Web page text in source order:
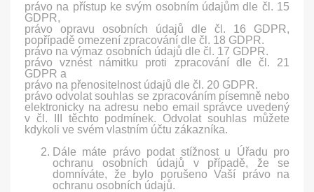
právo na přístup ke svým osobním údajům dle čl. 15
GDPR,
právo opravu osobních údajů dle čl. 16 GDPR,
popřípadě omezení zpracování dle čl. 18 GDPR.
právo na výmaz osobních údajů dle čl. 17 GDPR.
právo vznést námitku proti zpracování dle čl. 21
GDPR a
právo na přenositelnost údajů dle čl. 20 GDPR.
právo odvolat souhlas se zpracováním písemně nebo
elektronicky na adresu nebo email správce uvedený
v čl. III těchto podmínek. Odvolat souhlas můžete
kdykoli ve svém vlastním účtu zákazníka.
Dále máte právo podat stížnost u Úřadu pro
ochranu osobních údajů v případě, že se
domníváte, že bylo porušeno Vaší právo na
ochranu osobních údajů.